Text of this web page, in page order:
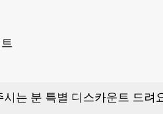
는 분 특별 디스카운트 드려